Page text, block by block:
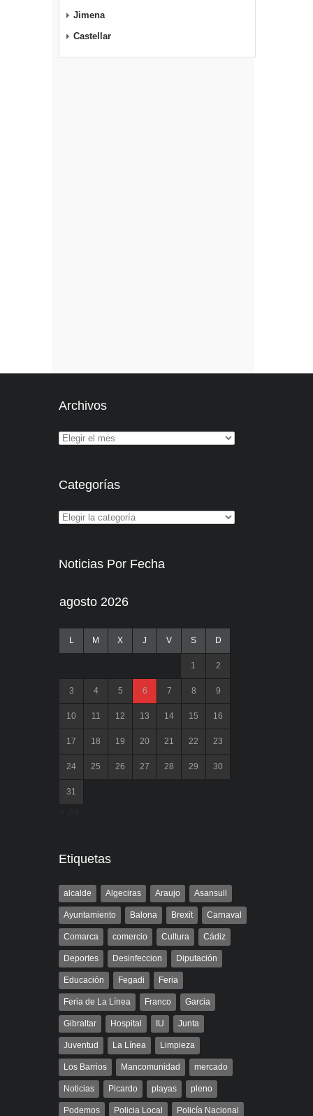
Jimena
Castellar
Archivos
Categorías
Noticias Por Fecha
agosto 2026
L M X J V S D
1 2
3 4 5 6 7 8 9
10 11 12 13 14 15 16
17 18 19 20 21 22 23
24 25 26 27 28 29 30
31
Etiquetas
alcalde Algeciras Araujo Asansull
Ayuntamiento Balona Brexit Carnaval
Comarca comercio Cultura Cádiz
Deportes Desinfeccion Diputación
Educación Fegadi Feria
Feria de La Línea Franco Garcia
Gibraltar Hospital IU Junta
Juventud La Línea Limpieza
Los Barrios Mancomunidad mercado
Noticias Picardo playas pleno
Podemos Policia Local Policía Nacional